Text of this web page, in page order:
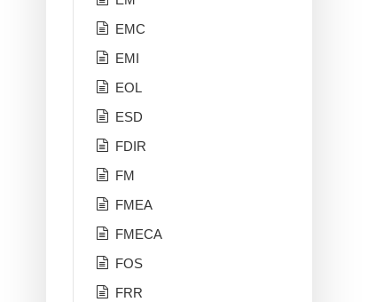
EMC
EMI
EOL
ESD
FDIR
FM
FMEA
FMECA
FOS
FRR